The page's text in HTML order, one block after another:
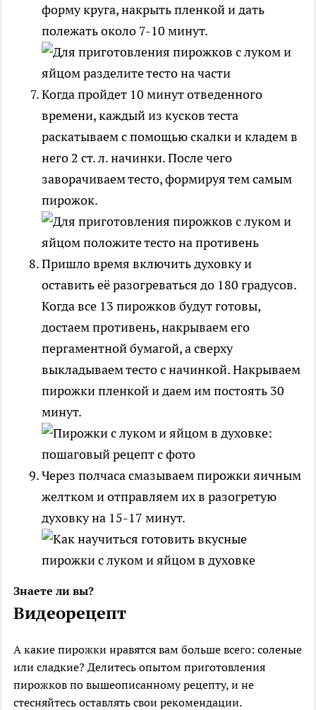
форму круга, накрыть пленкой и дать
полежать около 7-10 минут.
Когда пройдет 10 минут отведенного
времени, каждый из кусков теста
раскатываем с помощью скалки и кладем в
него 2 ст. л. начинки. После чего
заворачиваем тесто, формируя тем самым
пирожок.
Пришло время включить духовку и
оставить её разогреваться до 180 градусов.
Когда все 13 пирожков будут готовы,
достаем противень, накрываем его
пергаментной бумагой, а сверху
выкладываем тесто с начинкой. Накрываем
пирожки пленкой и даем им постоять 30
минут.
Через полчаса смазываем пирожки яичным
желтком и отправляем их в разогретую
духовку на 15-17 минут.
Знаете ли вы?
Видеорецепт
А какие пирожки нравятся вам больше всего: соленые
или сладкие? Делитесь опытом приготовления
пирожков по вышеописанному рецепту, и не
стесняйтесь оставлять свои рекомендации.